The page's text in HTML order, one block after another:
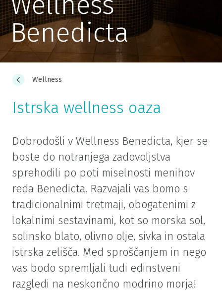
Benedicta
Wellness
Istrska wellness oaza
Dobrodošli v Wellness Benedicta, kjer se
boste do notranjega zadovoljstva
sprehodili po poti miselnosti menihov
reda Benedicta. Razvajali vas bomo s
tradicionalnimi tretmaji, obogatenimi z
lokalnimi sestavinami, kot so morska sol,
solinsko blato, olivno olje, sivka in ostala
istrska zelišča. Med sproščanjem in nego
vas bodo spremljali tudi edinstveni
razgledi na neskončno modrino morja!